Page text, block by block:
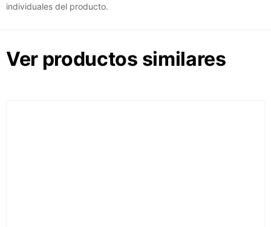
individuales del producto.
Ver productos similares